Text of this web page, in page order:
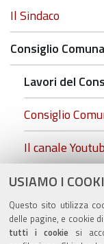
USIAMO I
Questo sito utilizza
delle pagine, e cookie
tutti i cookiesi
Navigazione
Il Sindaco
Consiglio
Lavori del
Consiglio
Il canale
cc.foto
Commissioni